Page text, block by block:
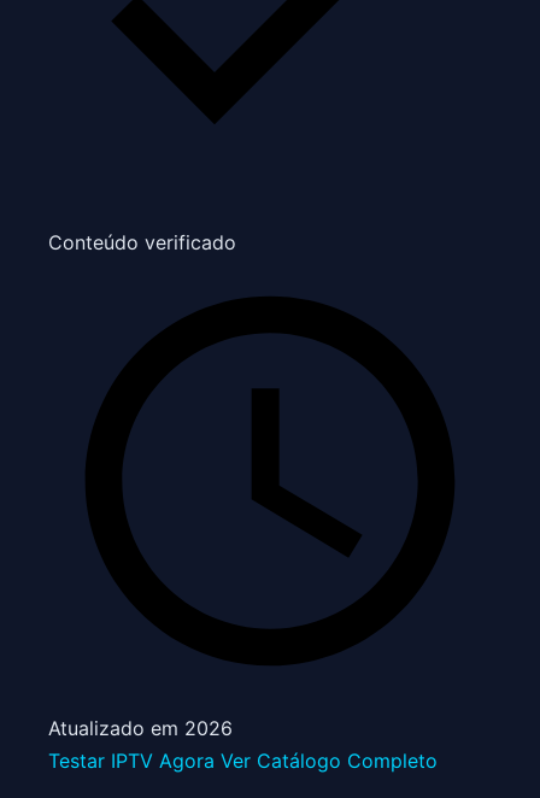
Conteúdo verificado
Atualizado em 2026
Testar IPTV Agora Ver Catálogo Completo